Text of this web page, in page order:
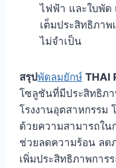
ไฟฟ้า และใบพัด
เต็มประสิทธิภา
ไม่จำเป็น
สรุปพัดลมยักษ์ THAI
โซลูชันที่มีประสิทธิภ
โรงงานอุตสาหกรรม
ด้วยความสามารถใ
ช่วยลดความร้อน ลด
เพิ่มประสิทธิภาพการ